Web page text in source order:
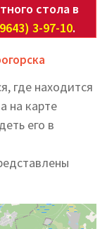
стола в
3-97-10.
где находится
на карте
его в